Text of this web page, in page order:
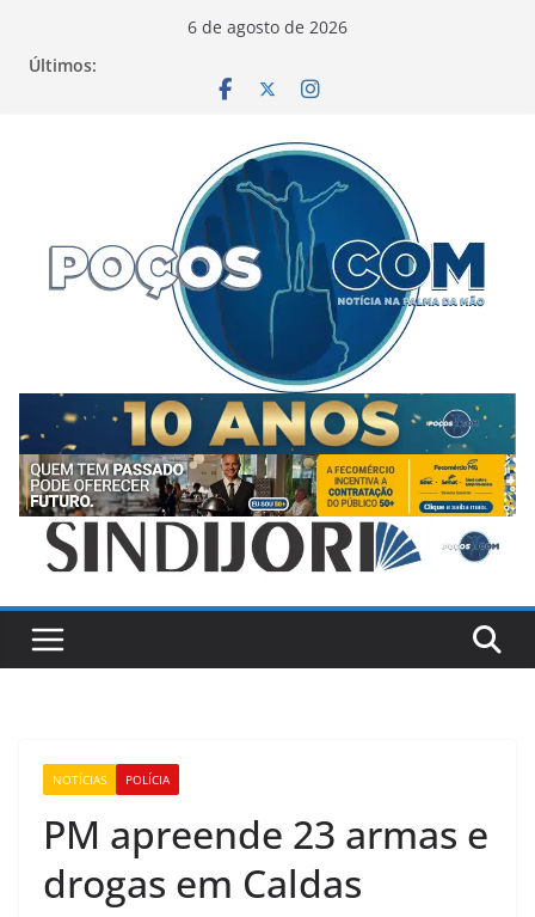
6 de agosto de 2026
Últimos:
NOTÍCIAS POLÍCIA
PM apreende 23 armas e
drogas em Caldas